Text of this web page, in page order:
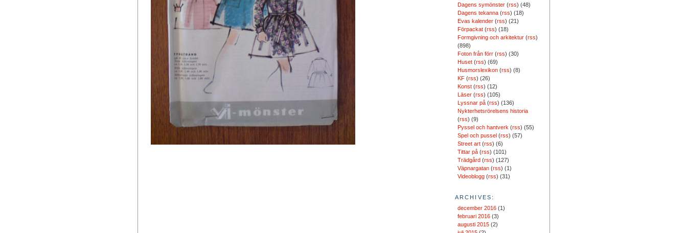
Dagens symönster(rss) (48)
Dagens tekanna(rss) (18)
Evas kalender(rss) (21)
Förpackat(rss) (18)
Formgivning och arkitektur(rss)
(898)
Foton från förr(rss) (30)
Huset(rss) (69)
Husmorslexikon(rss) (8)
KF(rss) (26)
Konst(rss) (12)
Läser(rss) (105)
Lyssnar på(rss) (136)
Nykterhetsrörelsens historia
(rss) (9)
Pyssel och hantverk (rss) (55)
Spel och pussel(rss) (57)
Street art(rss) (6)
Tittar på(rss) (101)
Trädgård(rss) (127)
Väpnargatan(rss) (1)
Videoblogg(rss) (31)
ARCHIVES:
december 2016(1)
februari 2016(3)
augusti 2015(2)